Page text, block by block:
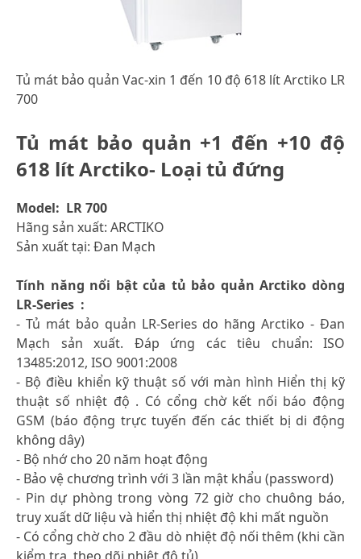
Tủ mát bảo quản Vac-xin 1 đến 10 độ 618 lít Arctiko LR
700
Tủ mát bảo quản +1 đến +10 độ
618 lít Arctiko- Loại tủ đứng
Model: LR 700
Hãng sản xuất: ARCTIKO
Sản xuất tại: Đan Mạch
Tính năng nổi bật của tủ bảo quản Arctiko dòng
LR-Series :
- Tủ mát bảo quản LR-Series do hãng Arctiko - Đan
Mạch sản xuất. Đáp ứng các tiêu chuẩn: ISO
13485:2012, ISO 9001:2008
- Bộ điều khiển kỹ thuật số với màn hình Hiển thị kỹ
thuật số nhiệt độ . Có cổng chờ kết nối báo động
GSM (báo động trực tuyến đến các thiết bị di động
không dây)
- Bộ nhớ cho 20 năm hoạt động
- Bảo vệ chương trình với 3 lần mật khẩu (password)
- Pin dự phòng trong vòng 72 giờ cho chuông báo,
truy xuất dữ liệu và hiển thị nhiệt độ khi mất nguồn
- Có cổng chờ cho 2 đầu dò nhiệt độ nối thêm (khi cần
kiểm tra, theo dõi nhiệt độ tủ)